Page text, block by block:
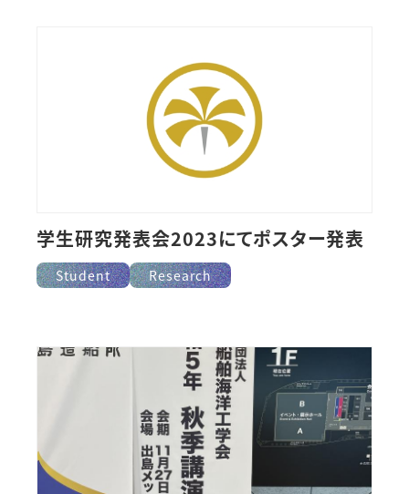
Student Research
学生研究発表会2023にてポスター発表